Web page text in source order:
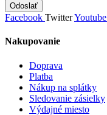
Odoslať
Facebook TwitterYoutube
Nakupovanie
Doprava
Platba
Nákup na splátky
Sledovanie zásielky
Výdajné miesto